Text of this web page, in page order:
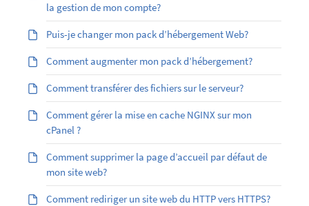
la gestion de mon compte?
Puis-je changer mon pack d’hébergement Web?
Comment augmenter mon pack d’hébergement?
Comment transférer des fichiers sur le serveur?
Comment gérer la mise en cache NGINX sur mon
cPanel ?
Comment supprimer la page d’accueil par défaut de
mon site web?
Comment rediriger un site web du HTTP vers HTTPS?